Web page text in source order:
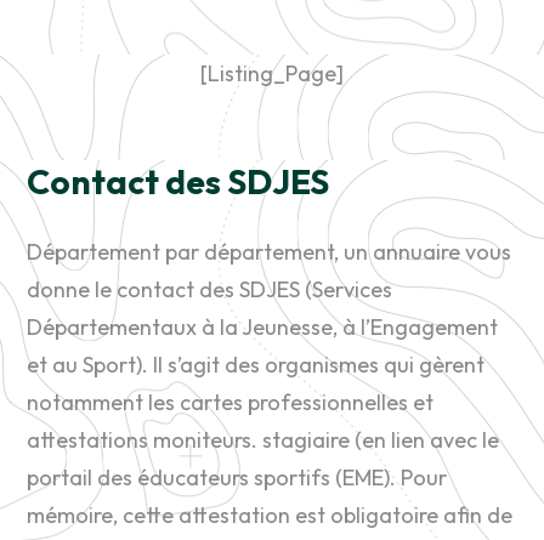
[Listing_Page]
Contact des SDJES
Département par département, un annuaire vous
donne le contact des SDJES (Services
Départementaux à la Jeunesse, à l’Engagement
et au Sport). Il s’agit des organismes qui gèrent
notamment les cartes professionnelles et
attestations moniteurs. stagiaire (en lien avec le
portail des éducateurs sportifs (EME). Pour
mémoire, cette attestation est obligatoire afin de